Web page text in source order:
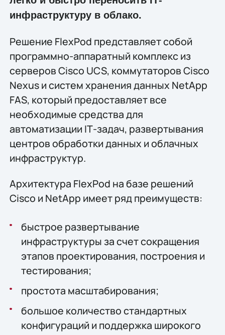
инфраструктуру в облако.
Решение FlexPod представляет собой
программно-аппаратный комплекс из
серверов Cisco UCS, коммутаторов Cisco
Nexus и систем хранения данных NetApp
FAS, который предоставляет все
необходимые средства для
автоматизации IТ-задач, развертывания
центров обработки данных и облачных
инфраструктур.
Архитектура FlexPod на базе решений
Cisco и NetApp имеет ряд преимуществ:
быстрое развертывание
инфраструктуры за счет сокращения
этапов проектирования, построения и
тестирования;
простота масштабирования;
большое количество стандартных
конфигураций и поддержка широкого